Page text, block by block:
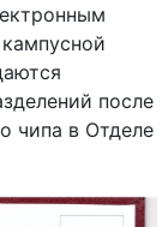
после
чипа в Отделе